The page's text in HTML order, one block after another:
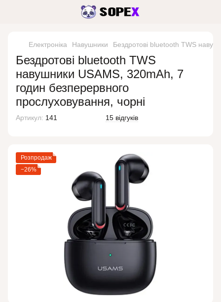
Електроніка Навушники Бездротові bluetooth TWS
Бездротові bluetooth TWS
навушники USAMS, 320mAh, 7
годин безперервного
прослуховування, чорні
Артикул: 141 15 відгуків
Розпродаж
−26%